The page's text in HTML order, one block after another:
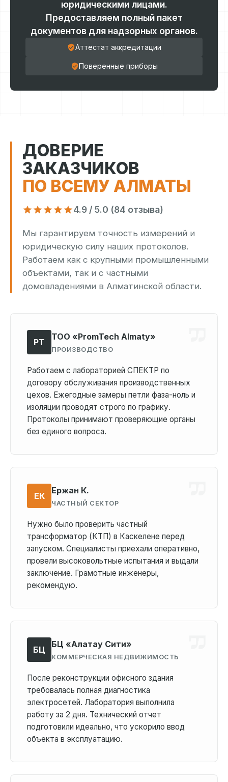
юридическими лицами.
Предоставляем полный пакет
документов для надзорных органов.
Аттестат аккредитации
Поверенные приборы
ДОВЕРИЕ
ЗАКАЗЧИКОВ
ПО ВСЕМУ АЛМАТЫ
4.9 / 5.0 (84 отзыва)
Мы гарантируем точность измерений и
юридическую силу наших протоколов.
Работаем как с крупными промышленными
объектами, так и с частными
домовладениями в Алматинской области.
PT
ТОО «PromTech Almaty»
ПРОИЗВОДСТВО
Работаем с лабораторией СПЕКТР по
договору обслуживания производственных
цехов. Ежегодные замеры петли фаза-ноль и
изоляции проводят строго по графику.
Протоколы принимают проверяющие органы
без единого вопроса.
ЕК
Ержан К.
ЧАСТНЫЙ СЕКТОР
Нужно было проверить частный
трансформатор (КТП) в Каскелене перед
запуском. Специалисты приехали оперативно,
провели высоковольтные испытания и выдали
заключение. Грамотные инженеры,
рекомендую.
БЦ
БЦ «Алатау Сити»
КОММЕРЧЕСКАЯ НЕДВИЖИМОСТЬ
После реконструкции офисного здания
требовалась полная диагностика
электросетей. Лаборатория выполнила
работу за 2 дня. Технический отчет
подготовили идеально, что ускорило ввод
объекта в эксплуатацию.